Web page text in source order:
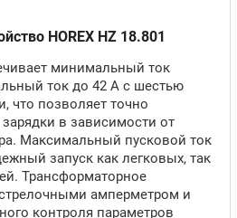
HOREX HZ 18.801
минимальный ток
ток до 42 А с шестью
что позволяет точно
в зависимости от
Максимальный пусковой ток
запуск как легковых, так
Трансформаторное
амперметром и
контроля параметров